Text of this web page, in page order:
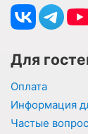
Для
Оплата
Информация
Частые